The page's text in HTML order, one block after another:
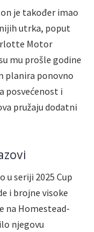
je također imao
utrka, poput
Motor
mu prošle godine
planira ponovno
posvećenost i
pružaju dodatni
seriji 2025 Cup
i brojne visoke
na Homestead-
njegovu